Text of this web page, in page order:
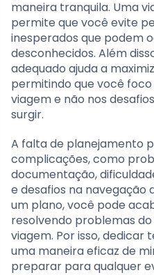
maneira tranquila. Uma
permite que você evite
inesperados que podem
desconhecidos. Além
adequado ajuda a
permitindo que você
viagem e não nos
surgir.
A falta de planejamento
complicações, como
documentação,
e desafios na navegação
um plano, você pode
resolvendo problemas
viagem. Por isso,
uma maneira eficaz de
preparar para qualquer